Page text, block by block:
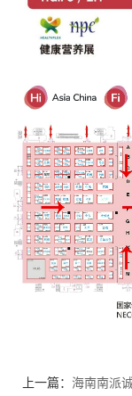
上一篇： 海南南派